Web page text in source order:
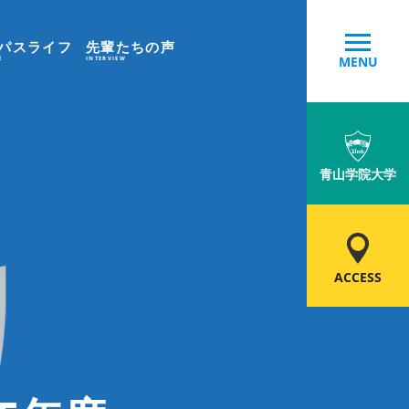
スライフ 先輩たちの声
INTERVIEW MENU
青山学院大学
ACCESS